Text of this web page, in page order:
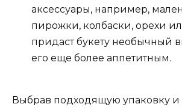
аксессуары, например,
пирожки, колбаски, орехи
придаст букету необычный
его еще более аппетитным.
Выбрав подходящую упаковку и